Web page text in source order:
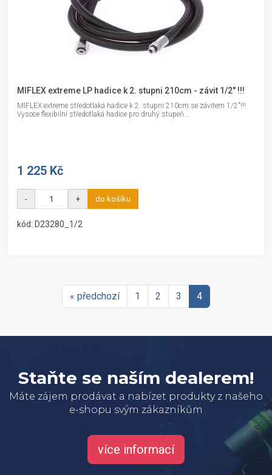
MIFLEX extreme LP hadice k 2. stupni 210cm - závit 1/2" !!!
MIFLEX extreme středotlaká hadice k 2. stupni 210cm se závitem 1/2"!!!
Vysoce flexibilní středotlaká hadice pro druhý stupeň...
1 225 Kč
- + do košíku
kód: D23280_1/2
« předchozí 1 2 3 4
Staňte se naším dealerem!
Máte zájem prodávat a nabízet produkty z našeho
e-shopu svým zákazníkům
více informací